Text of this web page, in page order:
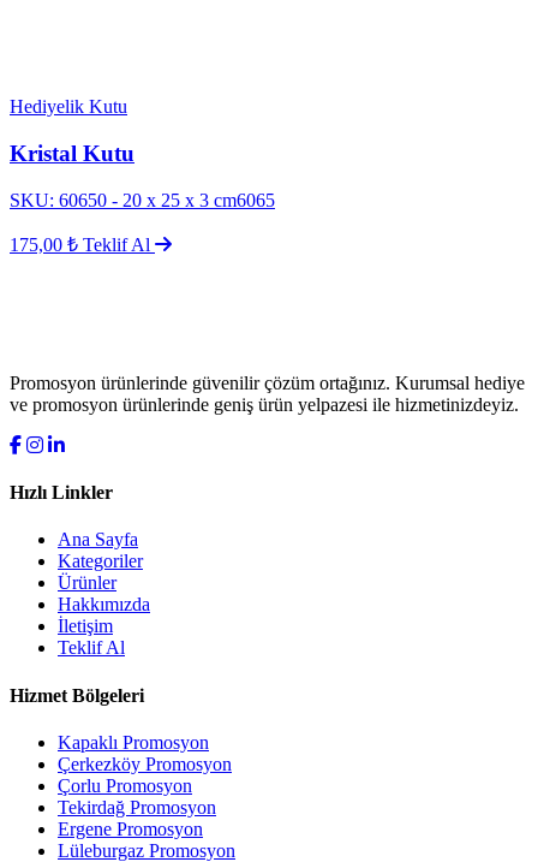
Hediyelik Kutu
Kristal Kutu
SKU: 60650 - 20 x 25 x 3 cm6065
175,00 ₺ Teklif Al
Promosyon ürünlerinde güvenilir çözüm ortağınız. Kurumsal hediye
ve promosyon ürünlerinde geniş ürün yelpazesi ile hizmetinizdeyiz.
Hızlı Linkler
Ana Sayfa
Kategoriler
Ürünler
Hakkımızda
İletişim
Teklif Al
Hizmet Bölgeleri
Kapaklı Promosyon
Çerkezköy Promosyon
Çorlu Promosyon
Tekirdağ Promosyon
Ergene Promosyon
Lüleburgaz Promosyon